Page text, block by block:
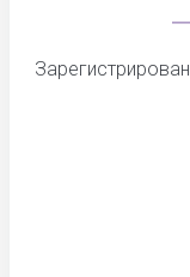
Зарегистрирован